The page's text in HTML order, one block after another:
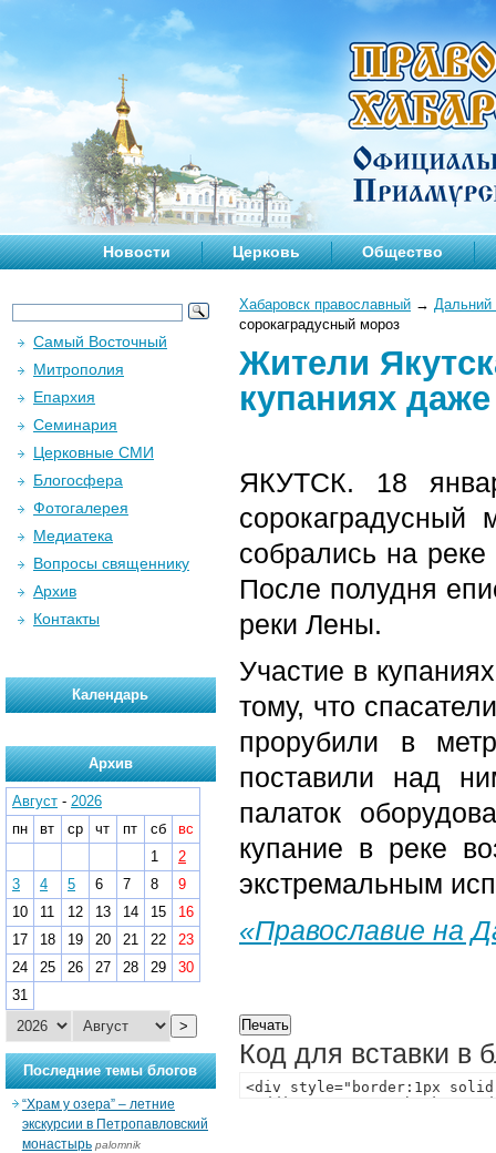
Новости Церковь Общество
Хабаровск православный → Дальний
сорокаградусный мороз
Жители
купаниях
ЯКУТСК. 18
сорокаградусный
собрались на
После полудня
реки Лены.
Участие в
тому, что
прорубили в
поставили над
палаток
купание в реке
экстремальным
«Православие на
Код для вставки в
Самый Восточный
Митрополия
Епархия
Семинария
Церковные СМИ
Блогосфера
Фотогалерея
Медиатека
Вопросы священнику
Архив
Контакты
Календарь
Архив
Август - 2026
пн
вт ср чт пт сб
вс
1
2
3
4 5 6 7 8
9
10
11 12 13 14 15
16
17
18 19 20 21 22
23
24
25 26 27 28 29
30
31
>
Последние темы блогов
“Храм у озера” – летние
экскурсии в Петропавловский
монастырь palomnik